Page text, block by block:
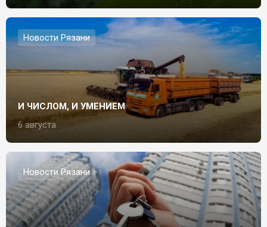
Новости Рязани
И ЧИСЛОМ, И УМЕНИЕМ
6 августа
Новости Рязани